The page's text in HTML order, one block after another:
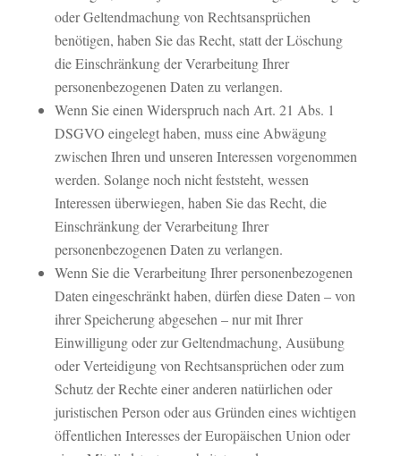
oder Geltendmachung von Rechtsansprüchen
benötigen, haben Sie das Recht, statt der Löschung
die Einschränkung der Verarbeitung Ihrer
personenbezogenen Daten zu verlangen.
Wenn Sie einen Widerspruch nach Art. 21 Abs. 1
DSGVO eingelegt haben, muss eine Abwägung
zwischen Ihren und unseren Interessen vorgenommen
werden. Solange noch nicht feststeht, wessen
Interessen überwiegen, haben Sie das Recht, die
Einschränkung der Verarbeitung Ihrer
personenbezogenen Daten zu verlangen.
Wenn Sie die Verarbeitung Ihrer personenbezogenen
Daten eingeschränkt haben, dürfen diese Daten – von
ihrer Speicherung abgesehen – nur mit Ihrer
Einwilligung oder zur Geltendmachung, Ausübung
oder Verteidigung von Rechtsansprüchen oder zum
Schutz der Rechte einer anderen natürlichen oder
juristischen Person oder aus Gründen eines wichtigen
öffentlichen Interesses der Europäischen Union oder